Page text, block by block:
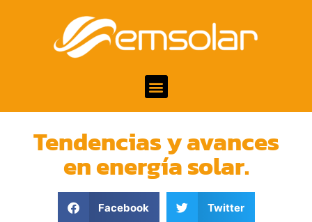
Tendencias y avances
en energía solar.
Facebook Twitter